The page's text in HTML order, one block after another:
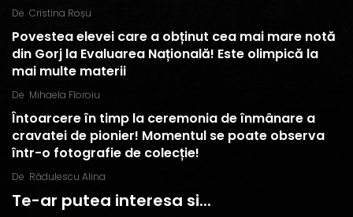
De Cristina Roșu
Povestea elevei care a obținut cea mai mare notă
din Gorj la Evaluarea Națională! Este olimpică la
mai multe materii
De Mihaela Floroiu
Întoarcere în timp la ceremonia de înmânare a
cravatei de pionier! Momentul se poate observa
într-o fotografie de colecție!
De Rădulescu Alina
Te-ar putea interesa si...